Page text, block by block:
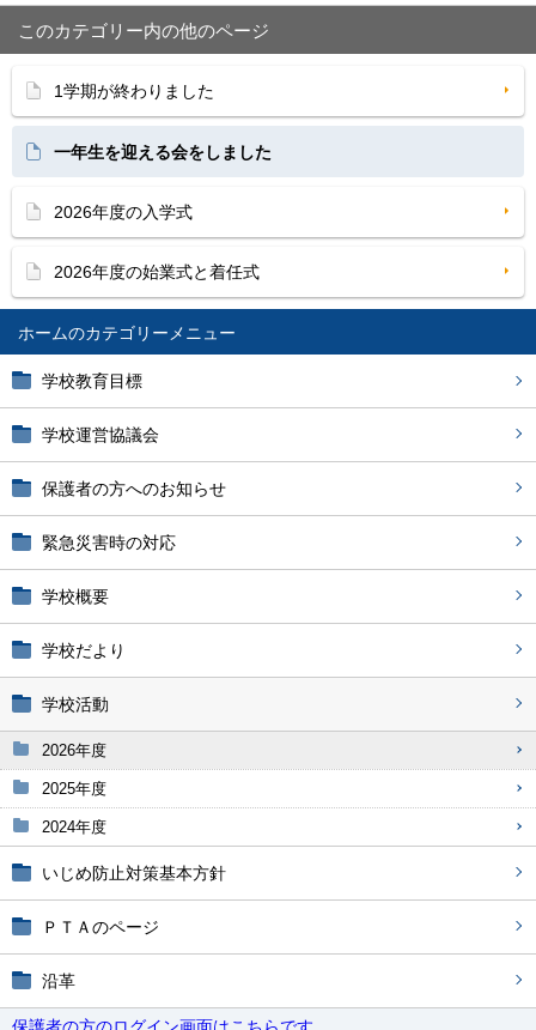
ホーム
学校教育目標
学校運営協議会
保護者の方へのお知らせ
緊急災害時の対応
学校概要
学校だより
学校活動
2026年度
2025年度
2024年度
いじめ防止対策基本方針
ＰＴＡのページ
沿革
保護者の方のログイン画面はこちらです。
このカテゴリー内の他のページ
1学期が終わりました
一年生を迎える会をしました
2026年度の入学式
2026年度の始業式と着任式